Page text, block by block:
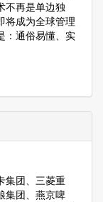
不再是单边独
将成为全球管理
：通俗易懂、实
集团、三菱重
集团、燕京啤